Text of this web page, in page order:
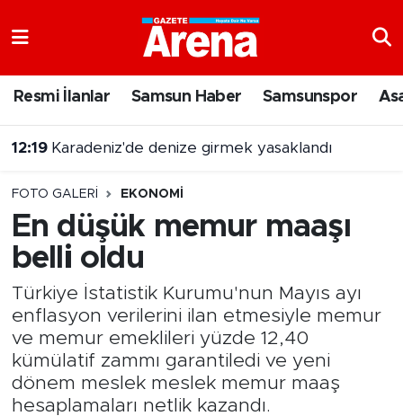
Resmi İlanlar Samsun Haber Samsunspor
12:19 Karadeniz'de denize girmek yasaklandı
12:03 Çarşamba'da park ve yeşil alanlar yenileniyor
FOTO GALERI EKONOMI
En düşük memur maaşı
belli oldu
Türkiye İstatistik Kurumu'nun Mayıs ayı
enflasyon verilerini ilan etmesiyle memur
ve memur emeklileri yüzde 12,40
kümülatif zammı garantiledi ve yeni
dönem meslek meslek memur maaş
hesaplamaları netlik kazandı.
Samsun Namaz Vakitleri
Süper Lig Puan Durumu ve Fikstür
Tüm Manşetler
Son Dakika Haberleri
Haber Arşivi